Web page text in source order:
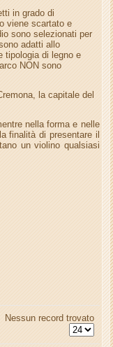
in grado di
viene scartato e
sono selezionati per
adatti allo
tipologia di legno e
NON sono
la capitale del
nella forma e nelle
finalità di presentare il
un violino qualsiasi
Nessun record trovato